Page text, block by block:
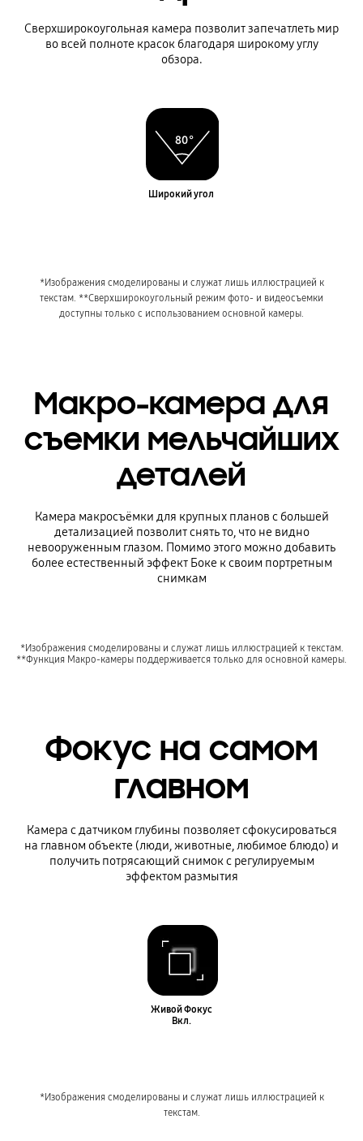
Сверхширокоугольная камера позволит запечатлеть мир
во всей полноте красок благодаря широкому углу
обзора.
Широкий угол
*Изображения смоделированы и служат лишь иллюстрацией к
текстам. **Сверхширокоугольный режим фото- и видеосъемки
доступны только с использованием основной камеры.
Макро-камера для
съемки мельчайших
деталей
Камера макросъёмки для крупных планов с большей
детализацией позволит снять то, что не видно
невооруженным глазом. Помимо этого можно добавить
более естественный эффект Боке к своим портретным
снимкам
*Изображения смоделированы и служат лишь иллюстрацией к текстам.
**Функция Макро-камеры поддерживается только для основной камеры.
Фокус на самом
главном
Камера с датчиком глубины позволяет сфокусироваться
на главном объекте (люди, животные, любимое блюдо) и
получить потрясающий снимок с регулируемым
эффектом размытия
Живой Фокус
Вкл.
*Изображения смоделированы и служат лишь иллюстрацией к
текстам.